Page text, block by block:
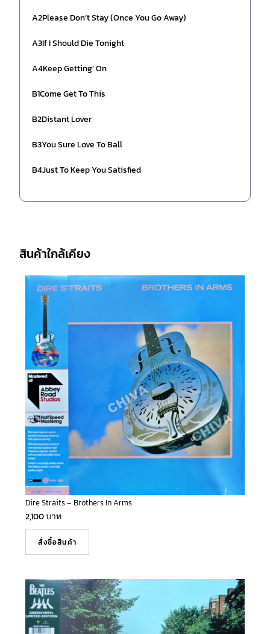
A2Please Don’t Stay (Once You Go Away)
A3If I Should Die Tonight
A4Keep Getting’ On
B1Come Get To This
B2Distant Lover
B3You Sure Love To Ball
B4Just To Keep You Satisfied
สินค้าใกล้เคียง
Dire Straits – Brothers In Arms
2,100บาท
สั่งซื้อสินค้า